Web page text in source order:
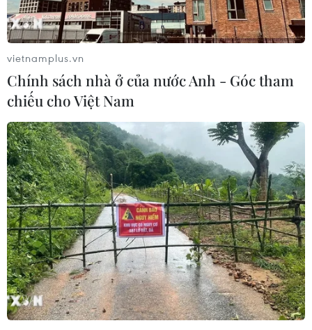
TIN CÙNG CHUYÊN MỤC
Bế mạc Hội thi lực lượng tham gia
bảo vệ an ninh, trật tự ở cơ sở giỏi
vietnamplus.vn
Chính sách nhà ở của nước Anh - Góc tham
chiếu cho Việt Nam